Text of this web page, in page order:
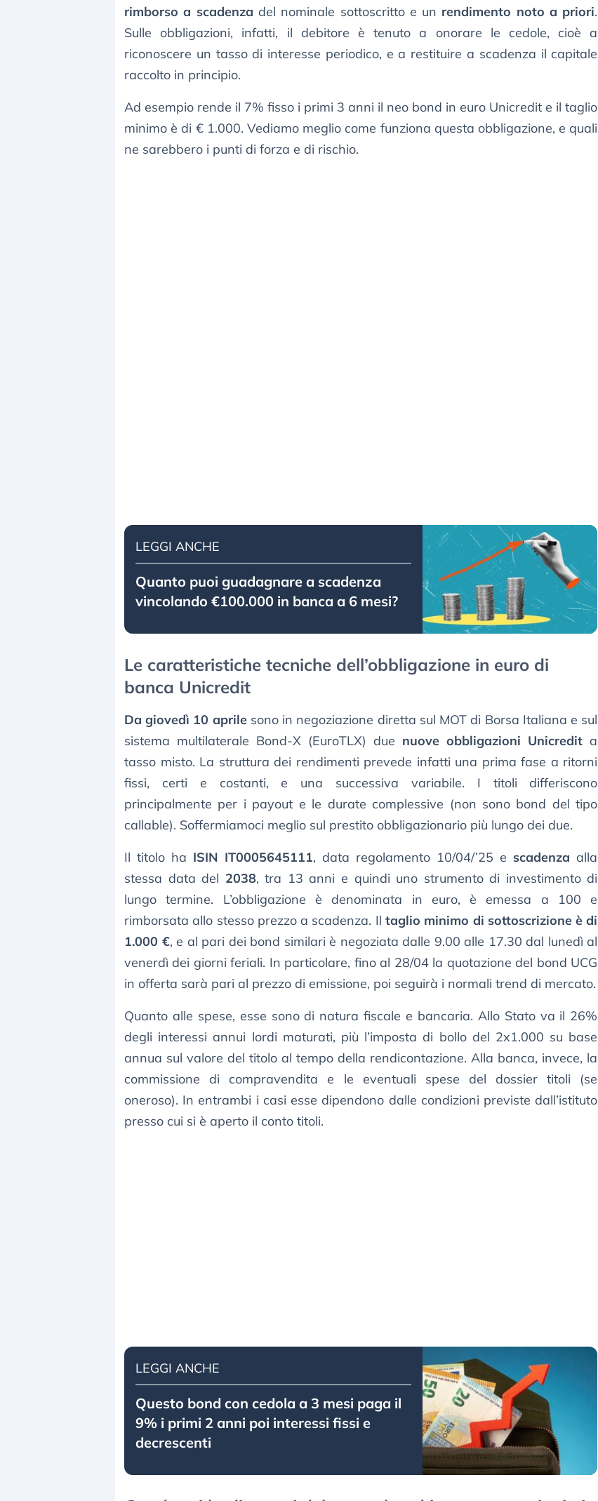
rimborso a scadenza del nominale sottoscritto e un rendimento noto a priori.
Sulle obbligazioni, infatti, il debitore è tenuto a onorare le cedole, cioè a
riconoscere un tasso di interesse periodico, e a restituire a scadenza il capitale
raccolto in principio.
Ad esempio rende il 7% fisso i primi 3 anni il neo bond in euro Unicredit e il taglio
minimo è di € 1.000. Vediamo meglio come funziona questa obbligazione, e quali
ne sarebbero i punti di forza e di rischio.
LEGGI ANCHE
Quanto puoi guadagnare a scadenza
vincolando €100.000 in banca a 6 mesi?
Le caratteristiche tecniche dell’obbligazione in euro di
banca Unicredit
Da giovedì 10 aprilesono in negoziazione diretta sul MOT di Borsa Italiana e sul
sistema multilaterale Bond-X (EuroTLX) due nuove obbligazioni Unicredit a
tasso misto. La struttura dei rendimenti prevede infatti una prima fase a ritorni
fissi, certi e costanti, e una successiva variabile. I titoli differiscono
principalmente per i payout e le durate complessive (non sono bond del tipo
callable). Soffermiamoci meglio sul prestito obbligazionario più lungo dei due.
Il titolo ha ISIN IT0005645111, data regolamento 10/04/’25 e scadenza alla
stessa data del 2038, tra 13 anni e quindi uno strumento di investimento di
lungo termine. L’obbligazione è denominata in euro, è emessa a 100 e
rimborsata allo stesso prezzo a scadenza. Il taglio minimo di sottoscrizione è di
1.000 €, e al pari dei bond similari è negoziata dalle 9.00 alle 17.30 dal lunedì al
venerdì dei giorni feriali. In particolare, fino al 28/04 la quotazione del bond UCG
in offerta sarà pari al prezzo di emissione, poi seguirà i normali trend di mercato.
Quanto alle spese, esse sono di natura fiscale e bancaria. Allo Stato va il 26%
degli interessi annui lordi maturati, più l’imposta di bollo del 2x1.000 su base
annua sul valore del titolo al tempo della rendicontazione. Alla banca, invece, la
commissione di compravendita e le eventuali spese del dossier titoli (se
oneroso). In entrambi i casi esse dipendono dalle condizioni previste dall’istituto
presso cui si è aperto il conto titoli.
LEGGI ANCHE
Questo bond con cedola a 3 mesi paga il
9% i primi 2 anni poi interessi fissi e
decrescenti